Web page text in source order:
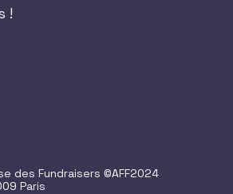
!
des Fundraisers ©AFF2024
Paris